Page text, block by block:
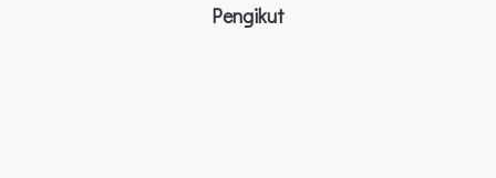
Pengikut